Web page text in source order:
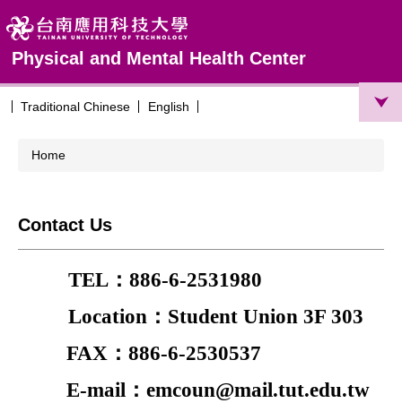
to
the
main
content
block
Physical and Mental Health Center
Traditional Chinese English
Home
Contact Us
TEL：886-6-2531980
Location ： Student Union 3F 303
FAX：886-6-2530537
E-mail：emcoun@mail.tut.edu.tw